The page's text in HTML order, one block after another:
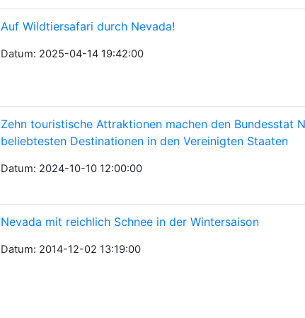
Auf Wildtiersafari durch Nevada!
Datum: 2025-04-14 19:42:00
Zehn touristische Attraktionen machen den Bundesstat
beliebtesten Destinationen in den Vereinigten Staaten
Datum: 2024-10-10 12:00:00
Nevada mit reichlich Schnee in der Wintersaison
Datum: 2014-12-02 13:19:00